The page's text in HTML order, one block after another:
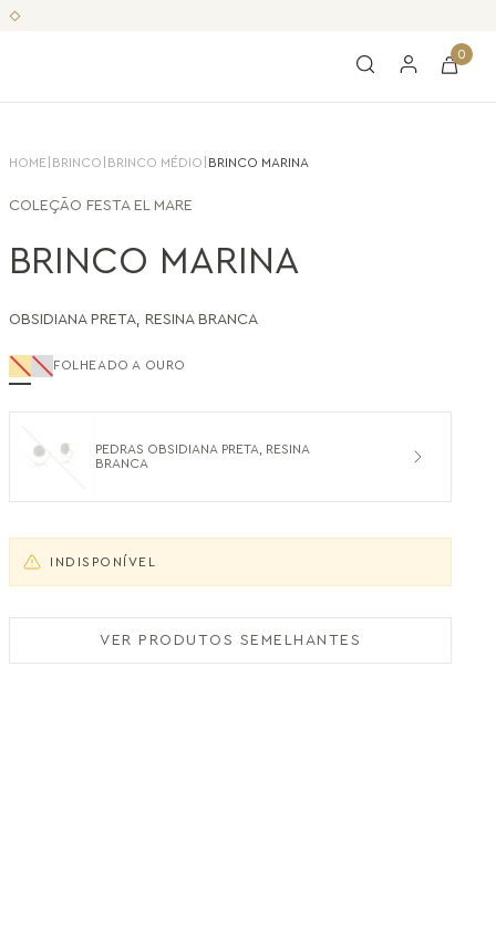
0
HOME BRINCO BRINCO MÉDIO BRINCO MARINA
COLEÇÃO FESTA EL MARE
BRINCO MARINA
OBSIDIANA PRETA, RESINA BRANCA
FOLHEADO A OURO
PEDRAS OBSIDIANA PRETA, RESINA
BRANCA
INDISPONÍVEL
VER PRODUTOS SEMELHANTES